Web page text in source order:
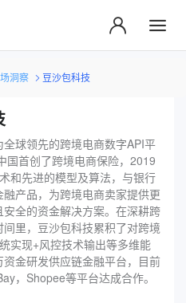
洞察 豆沙包科技
球领先的跨境电商数字API平
国首创了跨境电商保险，2019
和先进的模型及算法，与银行
产品，为跨境电商卖家提供更
全的资金解决方案。在深耕跨
里，豆沙包科技累积了对跨境
实现+风控技术输出等多维能
资金研发供应链金融平台，目前
，Shopee等平台达成合作。